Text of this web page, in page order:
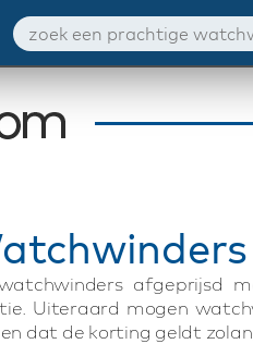
afgeprijsd
Uiteraard mogen
dat de korting geldt